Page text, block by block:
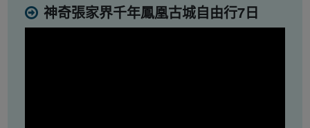
神奇張家界千年鳳凰古城自由行7日